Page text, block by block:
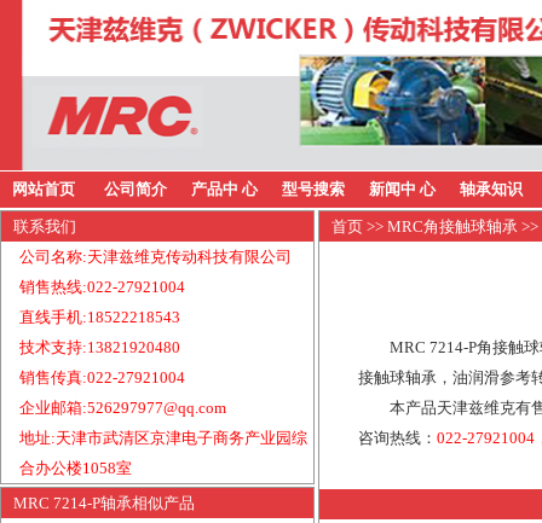
网站首页 公司简介 产品中 心 型号搜索 新闻中 心 轴承知识
联系我们
公司名称:天津兹维克传动科技有限公司
销售热线:022-27921004
直线手机:18522218543
技术支持:13821920480
销售传真:022-27921004
企业邮箱:526297977@qq.com
地址:天津市武清区京津电子商务产业园综
合办公楼1058室
MRC 7214-P轴承相似产品
首页 >> MRC角接触球轴承
MRC 7214-P角接触
接触球轴承，油润滑参考
本产品天津兹维克有
咨询热线：022-27921004